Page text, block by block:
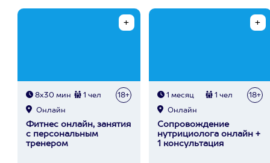
8х30 мин 1 чел 18+
Онлайн
Фитнес онлайн, занятия
с персональным
тренером
1 месяц 1 чел 18+
Онлайн
Сопровождение
нутрициолога онлайн +
1 консультация